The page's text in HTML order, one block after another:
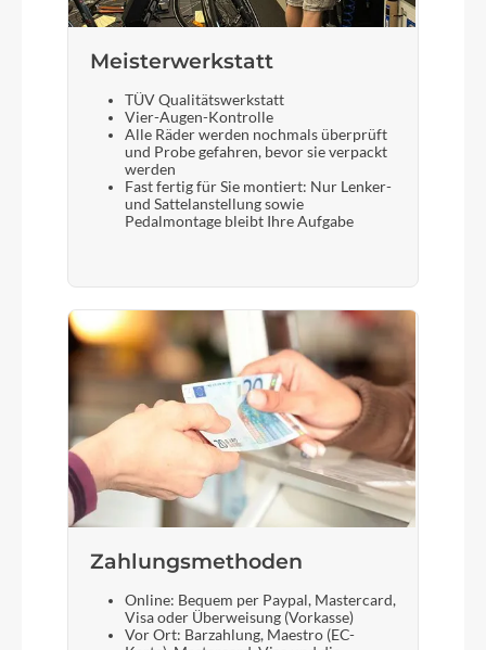
Meisterwerkstatt
TÜV Qualitätswerkstatt
Vier-Augen-Kontrolle
Alle Räder werden nochmals überprüft
und Probe gefahren, bevor sie verpackt
werden
Fast fertig für Sie montiert: Nur Lenker-
und Sattelanstellung sowie
Pedalmontage bleibt Ihre Aufgabe
Zahlungsmethoden
Online: Bequem per Paypal, Mastercard,
Visa oder Überweisung (Vorkasse)
Vor Ort: Barzahlung, Maestro (EC-